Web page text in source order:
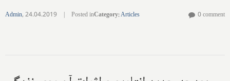
Admin,24.04.2019 | Posted inCategory:Articles 0 comment